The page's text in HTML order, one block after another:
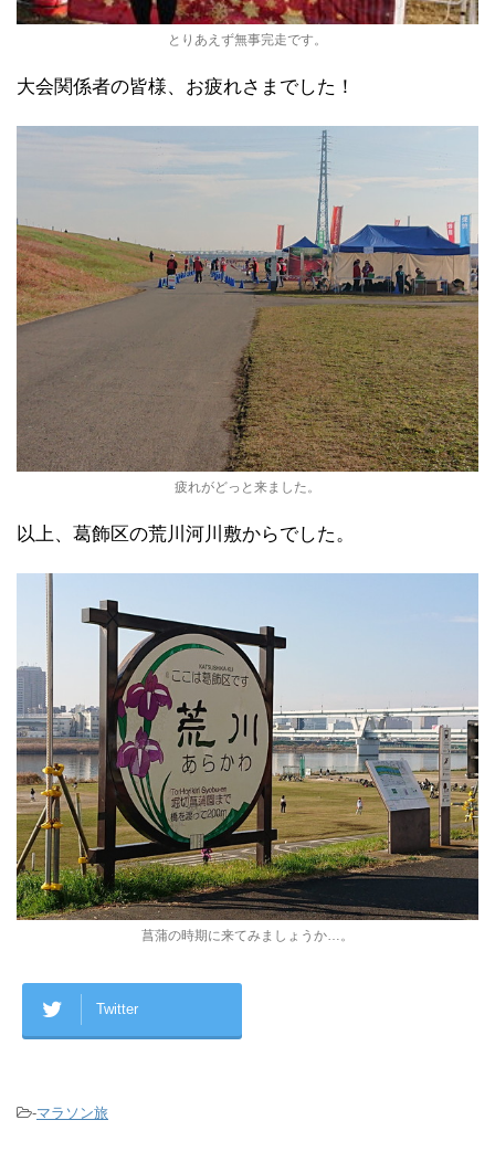
とりあえず無事完走です。
大会関係者の皆様、お疲れさまでした！
疲れがどっと来ました。
以上、葛飾区の荒川河川敷からでした。
菖蒲の時期に来てみましょうか…。
Twitter
-マラソン旅